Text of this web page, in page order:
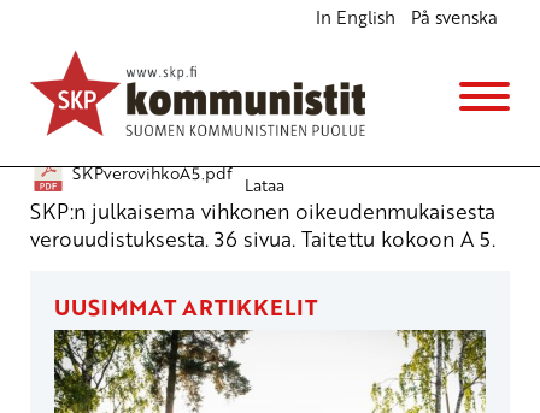
In English På svenska
Uusi suunta verouudistukselle
Julkiset materiaalit
10.2.2011 - 13:44
SKPverovihkoA5.pdf
Lataa
SKP:n julkaisema vihkonen oikeudenmukaisesta
verouudistuksesta. 36 sivua. Taitettu kokoon A 5.
UUSIMMAT ARTIKKELIT